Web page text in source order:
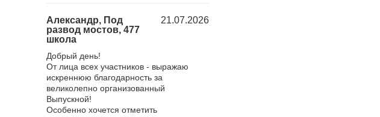
Александр, Под
развод мостов, 477
школа
21.07.2026
Добрый день!
От лица всех участников - выражаю
искреннюю благодарность за
великолепно организованный
Выпускной!
Особенно хочется отметить